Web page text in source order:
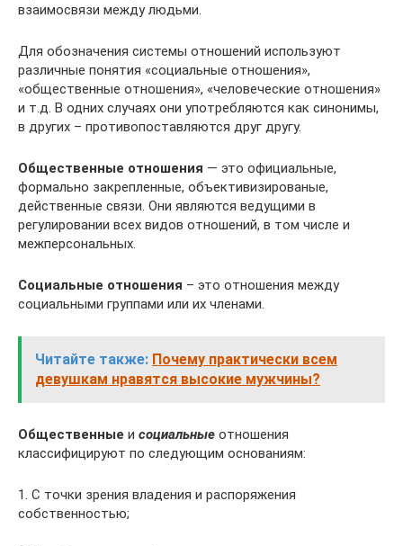
взаимосвязи между людьми.
Для обозначения системы отношений используют
различные понятия «социальные отношения»,
«общественные отношения», «человеческие отношения»
и т.д. В одних случаях они употребляются как синонимы,
в других – противопоставляются друг другу.
Общественные отношения — это официальные,
формально закрепленные, объективизированые,
действенные связи. Они являются ведущими в
регулировании всех видов отношений, в том числе и
межперсональных.
Социальные отношения – это отношения между
социальными группами или их членами.
Читайте также: Почему практически всем
девушкам нравятся высокие мужчины?
Общественные и социальные отношения
классифицируют по следующим основаниям:
1. С точки зрения владения и распоряжения
собственностью;